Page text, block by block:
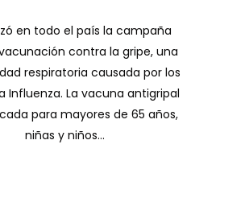
en todo el país la campaña
contra la gripe, una
respiratoria causada por los
Influenza. La vacuna antigripal
para mayores de 65 años,
niñas y niños...